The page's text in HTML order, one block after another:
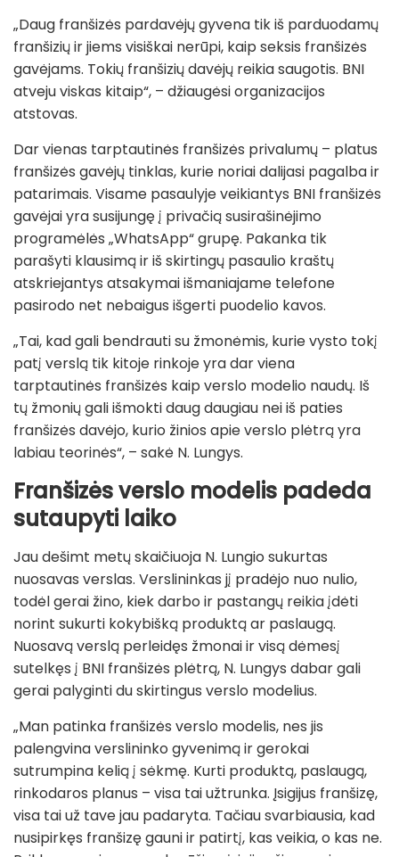
„Daug franšizės pardavėjų gyvena tik iš parduodamų
franšizių ir jiems visiškai nerūpi, kaip seksis franšizės
gavėjams. Tokių franšizių davėjų reikia saugotis. BNI
atveju viskas kitaip“, – džiaugėsi organizacijos
atstovas.
Dar vienas tarptautinės franšizės privalumų – platus
franšizės gavėjų tinklas, kurie noriai dalijasi pagalba ir
patarimais. Visame pasaulyje veikiantys BNI franšizės
gavėjai yra susijungę į privačią susirašinėjimo
programėlės „WhatsApp“ grupę. Pakanka tik
parašyti klausimą ir iš skirtingų pasaulio kraštų
atskriejantys atsakymai išmaniajame telefone
pasirodo net nebaigus išgerti puodelio kavos.
„Tai, kad gali bendrauti su žmonėmis, kurie vysto tokį
patį verslą tik kitoje rinkoje yra dar viena
tarptautinės franšizės kaip verslo modelio naudų. Iš
tų žmonių gali išmokti daug daugiau nei iš paties
franšizės davėjo, kurio žinios apie verslo plėtrą yra
labiau teorinės“, – sakė N. Lungys.
Franšizės verslo modelis padeda
sutaupyti laiko
Jau dešimt metų skaičiuoja N. Lungio sukurtas
nuosavas verslas. Verslininkas jį pradėjo nuo nulio,
todėl gerai žino, kiek darbo ir pastangų reikia įdėti
norint sukurti kokybišką produktą ar paslaugą.
Nuosavą verslą perleidęs žmonai ir visą dėmesį
sutelkęs į BNI franšizės plėtrą, N. Lungys dabar gali
gerai palyginti du skirtingus verslo modelius.
„Man patinka franšizės verslo modelis, nes jis
palengvina verslininko gyvenimą ir gerokai
sutrumpina kelią į sėkmę. Kurti produktą, paslaugą,
rinkodaros planus – visa tai užtrunka. Įsigijus franšizę,
visa tai už tave jau padaryta. Tačiau svarbiausia, kad
nusipirkęs franšizę gauni ir patirtį, kas veikia, o kas ne.